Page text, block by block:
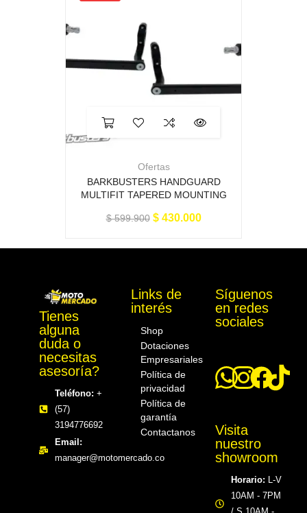
Ofertas
BARKBUSTERS HANDGUARD
MULTIFIT TAPERED MOUNTING
$599.900 $430.000
Motomercado
Tienes
alguna
duda o
necesitas
asesoría?
Teléfono: +
(57)
3194776692
Email:
manager@motomercado.co
Links de
interés
Shop
Dotaciones
Empresariales
Política de
privacidad
Política de
garantía
Contactanos
Síguenos
en redes
sociales
Visita
nuestro
showroom
Horario: L-V
10AM - 7PM